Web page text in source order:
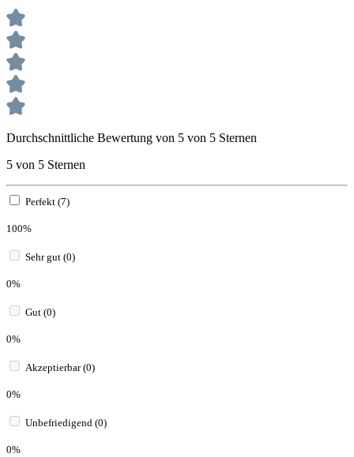
Durchschnittliche Bewertung von 5 von 5 Sternen
5 von 5 Sternen
Perfekt (7)
100%
Sehr gut (0)
0%
Gut (0)
0%
Akzeptierbar (0)
0%
Unbefriedigend (0)
0%